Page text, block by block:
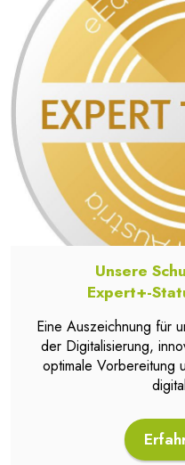
Unsere
Expert+-
Eine Auszeichnung für
der Digitalisierung,
optimale Vorbereitung